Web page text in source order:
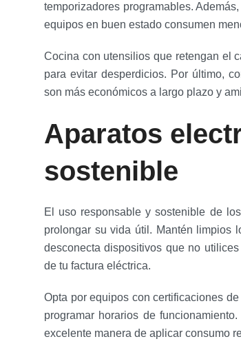
temporizadores programables.
equipos en buen estado consumen
Cocina con utensilios que retengan el
para evitar desperdicios. Por último,
son más económicos a largo plazo y
Aparatos
sostenible
El uso responsable y sostenible de
prolongar su vida útil. Mantén limpios
desconecta dispositivos que no
de tu factura eléctrica.
Opta por equipos con certificaciones
programar horarios de
excelente manera de aplicar consumo